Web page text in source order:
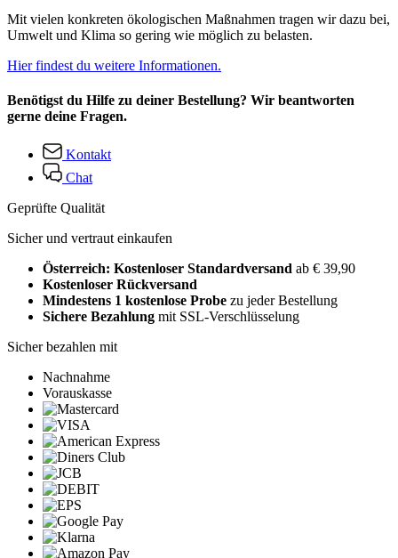
Mit vielen konkreten ökologischen Maßnahmen tragen wir dazu bei,
Umwelt und Klima so gering wie möglich zu belasten.
Hier findest du weitere Informationen.
Benötigst du Hilfe zu deiner Bestellung? Wir beantworten
gerne deine Fragen.
Kontakt
Chat
Geprüfte Qualität
Sicher und vertraut einkaufen
Österreich: Kostenloser Standardversand ab € 39,90
Kostenloser Rückversand
Mindestens 1 kostenlose Probe zu jeder Bestellung
Sichere Bezahlung mit SSL-Verschlüsselung
Sicher bezahlen mit
Nachnahme
Vorauskasse